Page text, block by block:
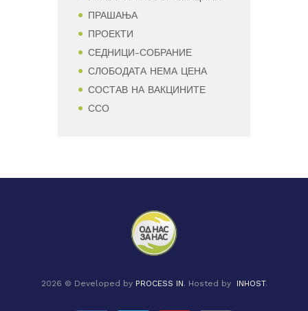
ПРАШАЊА
ПРОЕКТИ
СЕДНИЦИ-СОБРАНИЕ
СЛОБОДАТА НЕМА ЦЕНА
СОСТАВ НА ВАКЦИНИТЕ
ССО
2026 © Developed by PROCESS IN. Hosted by INHOST.